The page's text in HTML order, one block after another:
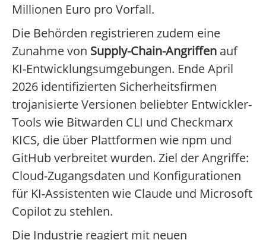
Millionen Euro pro Vorfall.
Die Behörden registrieren zudem eine
Zunahme von Supply-Chain-Angriffen auf
KI-Entwicklungsumgebungen. Ende April
2026 identifizierten Sicherheitsfirmen
trojanisierte Versionen beliebter Entwickler-
Tools wie Bitwarden CLI und Checkmarx
KICS, die über Plattformen wie npm und
GitHub verbreitet wurden. Ziel der Angriffe:
Cloud-Zugangsdaten und Konfigurationen
für KI-Assistenten wie Claude und Microsoft
Copilot zu stehlen.
Die Industrie reagiert mit neuen